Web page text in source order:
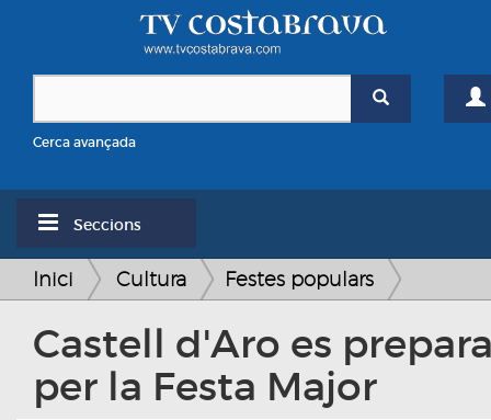
Cerca avançada
Seccions
Inici Cultura Festes populars
Castell d'Aro es
per la Festa Major